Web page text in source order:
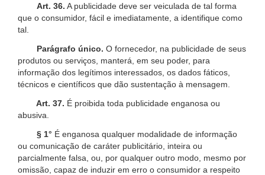
Art. 36. A publicidade deve ser veiculada de tal forma
que o consumidor, fácil e imediatamente, a identifique como
tal.
Parágrafo único. O fornecedor, na publicidade de seus
produtos ou serviços, manterá, em seu poder, para
informação dos legítimos interessados, os dados fáticos,
técnicos e científicos que dão sustentação à mensagem.
Art. 37. É proibida toda publicidade enganosa ou
abusiva.
§ 1° É enganosa qualquer modalidade de informação
ou comunicação de caráter publicitário, inteira ou
parcialmente falsa, ou, por qualquer outro modo, mesmo por
omissão, capaz de induzir em erro o consumidor a respeito